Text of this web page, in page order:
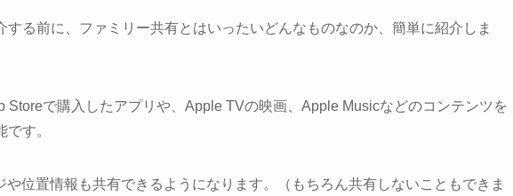
する前に、ファミリー共有とはいったいどんなものなのか、簡単に紹介しま
Storeで購入したアプリや、Apple TVの映画、Apple Musicなどのコンテンツを
す。
位置情報も共有できるようになります。（もちろん共有しないこともできま